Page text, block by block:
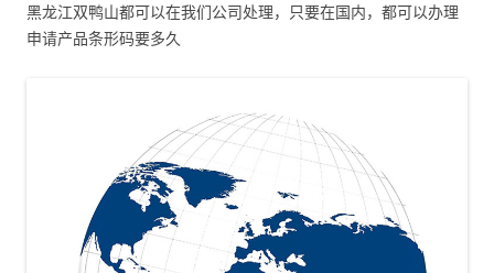
黑龙江双鸭山都可以在我们公司处理，只要在国内，都可以办理
申请产品条形码要多久